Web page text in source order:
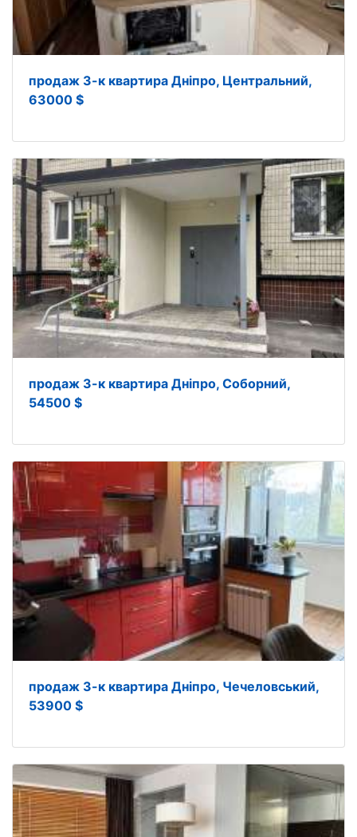
продаж 3-к квартира Дніпро, Центральний,
63000 $
продаж 3-к квартира Дніпро, Соборний,
54500 $
продаж 3-к квартира Дніпро, Чечеловський,
53900 $